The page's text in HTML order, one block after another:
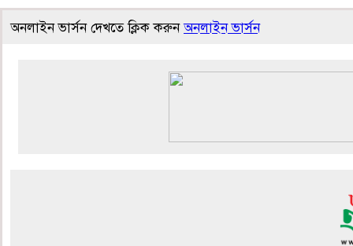
অনলাইন ভার্সন দেখতে ক্লিক করুনঅনলাইন ভার্সন